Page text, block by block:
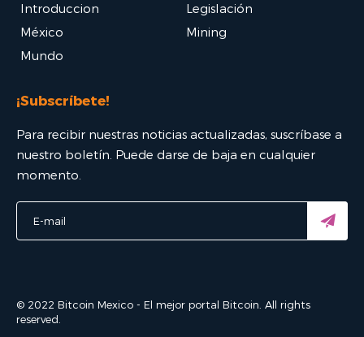
Introduccion
Legislación
México
Mining
Mundo
¡Subscríbete!
Para recibir nuestras noticias actualizadas, suscríbase a
nuestro boletín. Puede darse de baja en cualquier
momento.
© 2022 Bitcoin Mexico - El mejor portal Bitcoin. All rights
reserved.